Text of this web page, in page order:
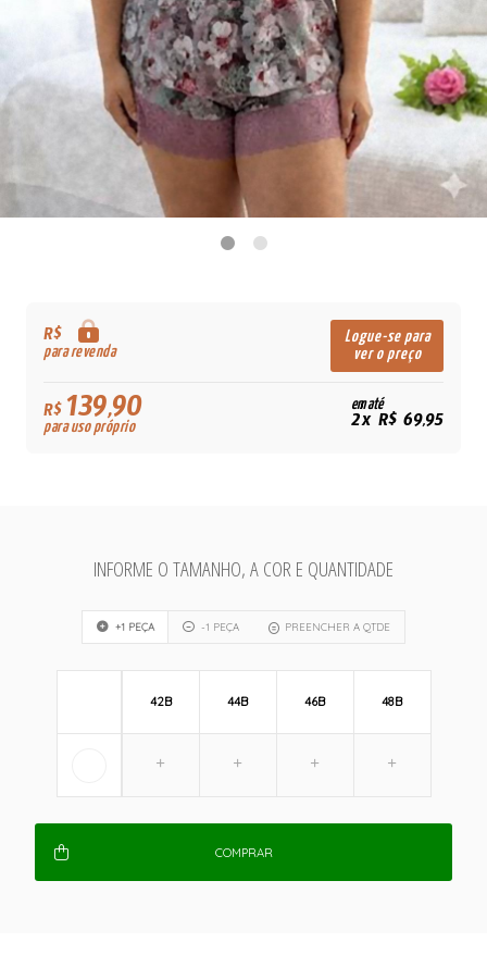
R$
para revenda
Logue-se para
ver o preço
R$139,90
para uso próprio
em até
2x R$ 69,95
INFORME O TAMANHO, A COR E QUANTIDADE
+1 PEÇA -1 PEÇA PREENCHER A QTDE
42B 44B 46B 48B
COMPRAR